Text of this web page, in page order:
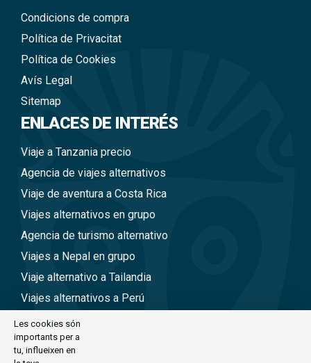
Condicions de compra
Política de Privacitat
Política de Cookies
Avís Legal
Sitemap
ENLACES DE INTERÉS
Viaje a Tanzania precio
Agencia de viajes alternativos
Viaje de aventura a Costa Rica
Viajes alternativos en grupo
Agencia de turismo alternativo
Viajes a Nepal en grupo
Viaje alternativo a Tailandia
Viajes alternativos a Perú
Viajes alternativos a Vietnam
Les cookies són
importants per a
tu, influeixen en